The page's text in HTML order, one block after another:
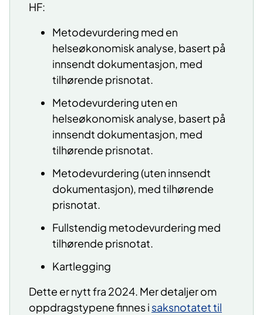
HF:
Metodevurdering med en
helseøkonomisk analyse, basert på
innsendt dokumentasjon, med
tilhørende prisnotat.
Metodevurdering uten en
helseøkonomisk analyse, basert på
innsendt dokumentasjon, med
tilhørende prisnotat.
Metodevurdering (uten innsendt
dokumentasjon), med tilhørende
prisnotat.
Fullstendig metodevurdering med
tilhørende prisnotat.
Kartlegging
Dette er nytt fra 2024. Mer detaljer om
oppdragstypene finnes i saksnotatet til